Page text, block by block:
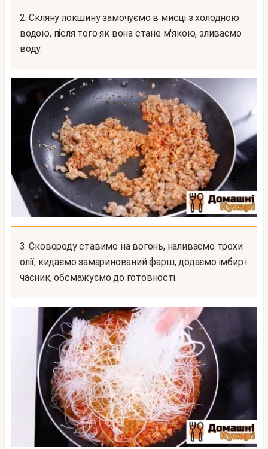
2. Скляну локшину замочуємо в мисці з холодною
водою, після того як вона стане м'якою, зливаємо
воду.
3. Сковороду ставимо на вогонь, наливаємо трохи
олії, кидаємо замаринований фарш, додаємо імбир і
часник, обсмажуємо до готовності.